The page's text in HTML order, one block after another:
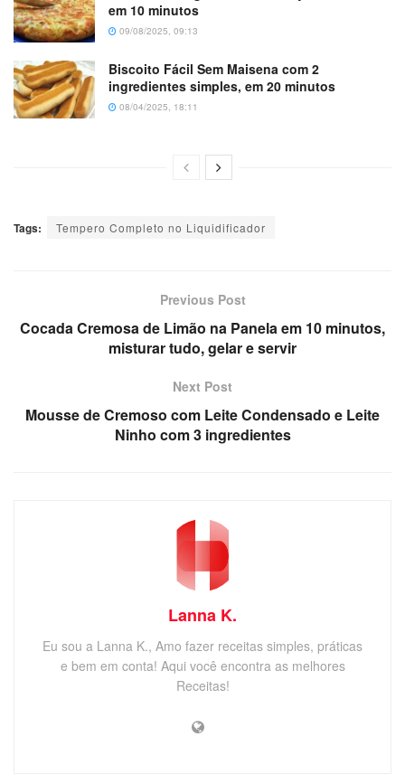
em 10 minutos
09/08/2025, 09:13
Biscoito Fácil Sem Maisena com 2
ingredientes simples, em 20 minutos
08/04/2025, 18:11
Tags: Tempero Completo no Liquidificador
Previous Post
Cocada Cremosa de Limão na Panela em 10 minutos,
misturar tudo, gelar e servir
Next Post
Mousse de Cremoso com Leite Condensado e Leite
Ninho com 3 ingredientes
Lanna K.
Eu sou a Lanna K., Amo fazer receitas simples, práticas
e bem em conta! Aqui você encontra as melhores
Receitas!